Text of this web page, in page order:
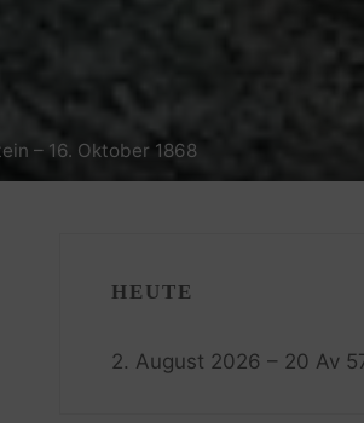
– 16. Oktober 1868
HEUTE
2. August 2026 – 20 Av